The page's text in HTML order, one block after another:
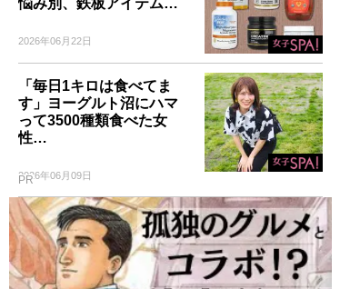
悩み別、鉄板アイテム…
2026年06月22日
「毎日1キロは食べてま
す」ヨーグルト沼にハマ
って3500種類食べた女
性…
2026年06月09日
PR